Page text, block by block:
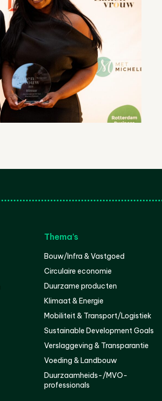
Thema’s
Bouw/Infra & Vastgoed
Circulaire economie
Duurzame producten
Klimaat & Energie
Mobiliteit & Transport/Logistiek
Sustainable Development Goals
Verslaggeving & Transparantie
Voeding & Landbouw
Duurzaamheids-/MVO-
professionals